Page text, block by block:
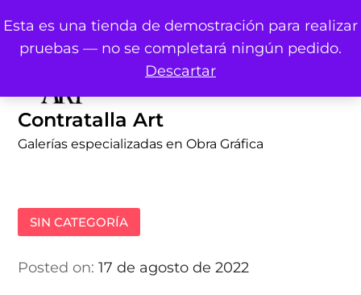
Esta es una tienda de demostración para realizar
pruebas — no se completará ningún pedido.
Descartar
to
content
Contratalla Art
Galerías especializadas en Obra Gráfica
SIN CATEGORÍA
Posted on:17 de agosto de 2022